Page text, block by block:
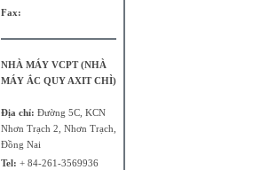
Fax:
NHÀ MÁY VCPT (NHÀ
MÁY ẮC QUY AXIT CHÌ)
Địa chỉ: Đường 5C, KCN
Nhơn Trạch 2, Nhơn Trạch,
Đồng Nai
Tel: + 84-261-3569936